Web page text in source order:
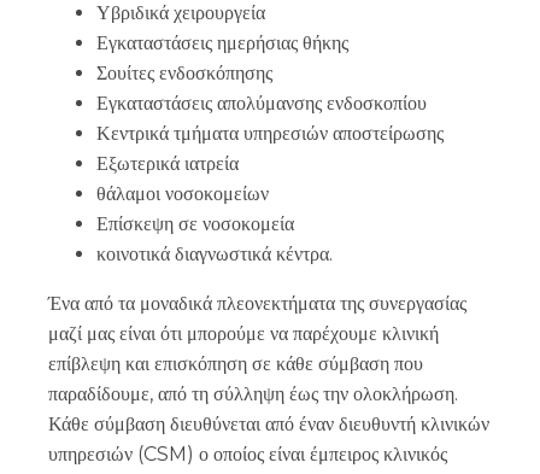
Υβριδικά χειρουργεία
Εγκαταστάσεις ημερήσιας θήκης
Σουίτες ενδοσκόπησης
Εγκαταστάσεις απολύμανσης ενδοσκοπίου
Κεντρικά τμήματα υπηρεσιών αποστείρωσης
Εξωτερικά ιατρεία
θάλαμοι νοσοκομείων
Επίσκεψη σε νοσοκομεία
κοινοτικά διαγνωστικά κέντρα.
Ένα από τα μοναδικά πλεονεκτήματα της συνεργασίας
μαζί μας είναι ότι μπορούμε να παρέχουμε κλινική
επίβλεψη και επισκόπηση σε κάθε σύμβαση που
παραδίδουμε, από τη σύλληψη έως την ολοκλήρωση.
Κάθε σύμβαση διευθύνεται από έναν διευθυντή κλινικών
υπηρεσιών (CSM) ο οποίος είναι έμπειρος κλινικός